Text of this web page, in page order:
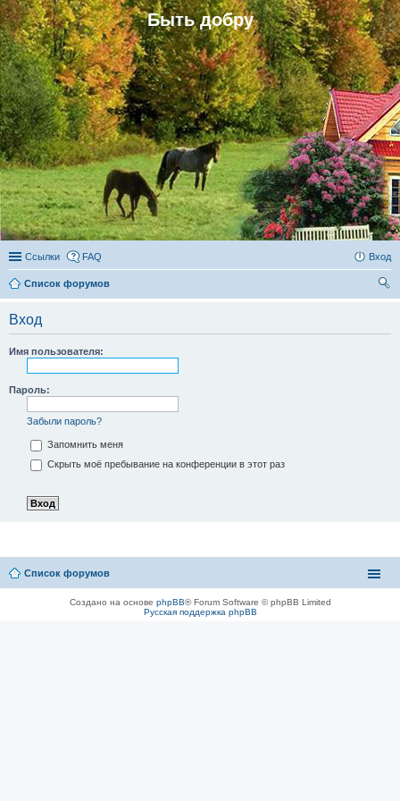
Быть добру
Ссылки FAQ Вход
Список форумов
Вход
Имя пользователя:
Пароль:
Забыли пароль?
Запомнить меня
Скрыть моё пребывание на конференции в этот раз
Список форумов
Создано на основе phpBB® Forum Software © phpBB Limited
Русская поддержка phpBB